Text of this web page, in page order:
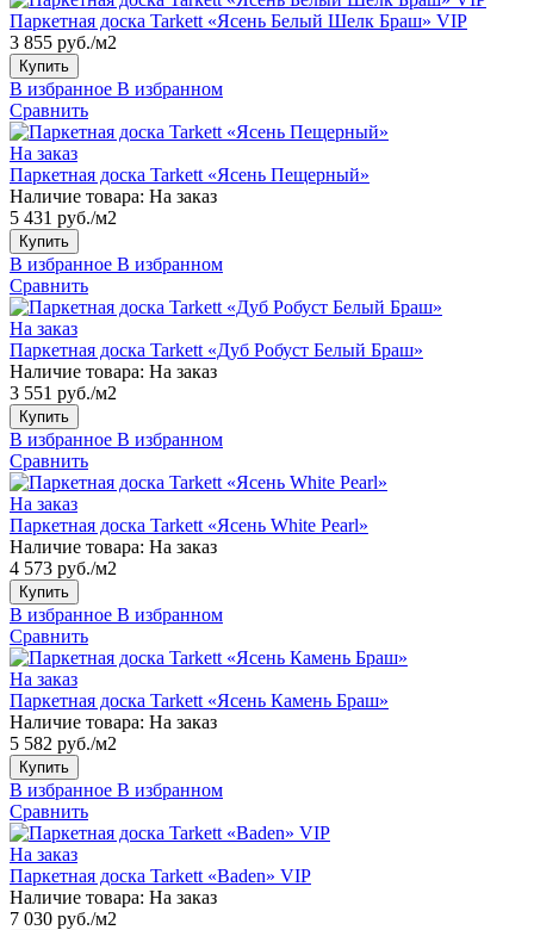
Паркетная доска Tarkett «Ясень Белый Шелк Браш» VIP
3 855 руб./м2
Купить
В избранное В избранном
Сравнить
На заказ
Паркетная доска Tarkett «Ясень Пещерный»
Наличие товара: На заказ
5 431 руб./м2
Купить
В избранное В избранном
Сравнить
На заказ
Паркетная доска Tarkett «Дуб Робуст Белый Браш»
Наличие товара: На заказ
3 551 руб./м2
Купить
В избранное В избранном
Сравнить
На заказ
Паркетная доска Tarkett «Ясень White Pearl»
Наличие товара: На заказ
4 573 руб./м2
Купить
В избранное В избранном
Сравнить
На заказ
Паркетная доска Tarkett «Ясень Камень Браш»
Наличие товара: На заказ
5 582 руб./м2
Купить
В избранное В избранном
Сравнить
На заказ
Паркетная доска Tarkett «Baden» VIP
Наличие товара: На заказ
7 030 руб./м2